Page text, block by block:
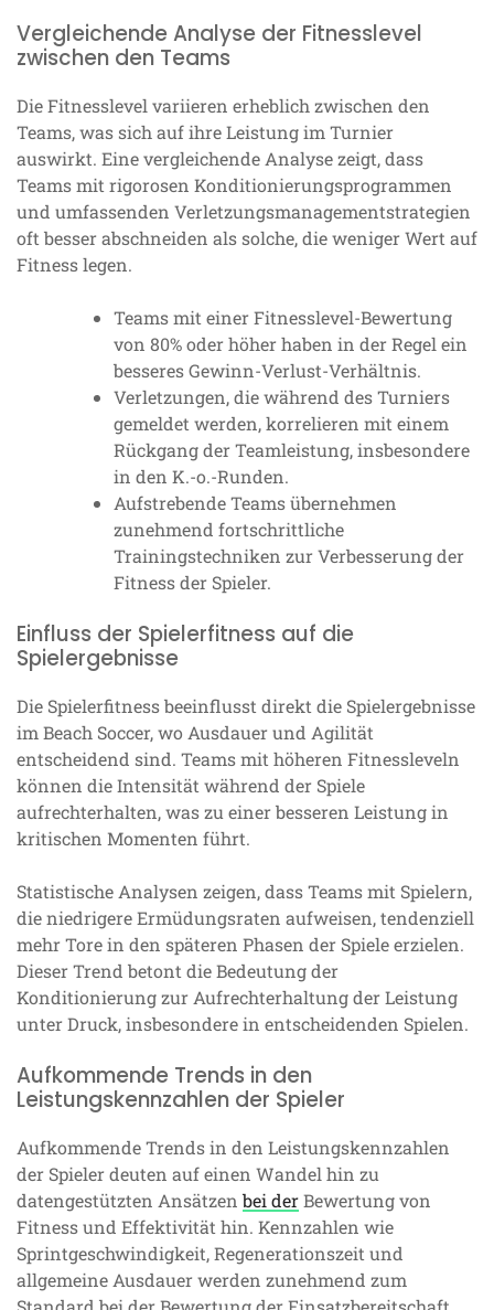
Vergleichende Analyse der Fitnesslevel
zwischen den Teams
Die Fitnesslevel variieren erheblich zwischen den
Teams, was sich auf ihre Leistung im Turnier
auswirkt. Eine vergleichende Analyse zeigt, dass
Teams mit rigorosen Konditionierungsprogrammen
und umfassenden Verletzungsmanagementstrategien
oft besser abschneiden als solche, die weniger Wert auf
Fitness legen.
Teams mit einer Fitnesslevel-Bewertung
von 80% oder höher haben in der Regel ein
besseres Gewinn-Verlust-Verhältnis.
Verletzungen, die während des Turniers
gemeldet werden, korrelieren mit einem
Rückgang der Teamleistung, insbesondere
in den K.-o.-Runden.
Aufstrebende Teams übernehmen
zunehmend fortschrittliche
Trainingstechniken zur Verbesserung der
Fitness der Spieler.
Einfluss der Spielerfitness auf die
Spielergebnisse
Die Spielerfitness beeinflusst direkt die Spielergebnisse
im Beach Soccer, wo Ausdauer und Agilität
entscheidend sind. Teams mit höheren Fitnessleveln
können die Intensität während der Spiele
aufrechterhalten, was zu einer besseren Leistung in
kritischen Momenten führt.
Statistische Analysen zeigen, dass Teams mit Spielern,
die niedrigere Ermüdungsraten aufweisen, tendenziell
mehr Tore in den späteren Phasen der Spiele erzielen.
Dieser Trend betont die Bedeutung der
Konditionierung zur Aufrechterhaltung der Leistung
unter Druck, insbesondere in entscheidenden Spielen.
Aufkommende Trends in den
Leistungskennzahlen der Spieler
Aufkommende Trends in den Leistungskennzahlen
der Spieler deuten auf einen Wandel hin zu
datengestützten Ansätzen bei derBewertung von
Fitness und Effektivität hin. Kennzahlen wie
Sprintgeschwindigkeit, Regenerationszeit und
allgemeine Ausdauer werden zunehmend zum